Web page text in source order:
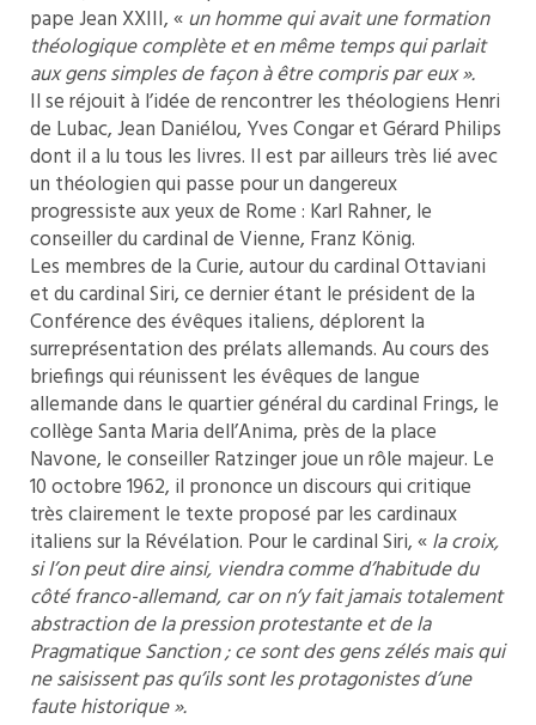
pape Jean XXIII, «un homme qui avait une formation
théologique complète et en même temps qui parlait
aux gens simples de façon à être compris par eux ».
Il se réjouit à l’idée de rencontrer les théologiens Henri
de Lubac, Jean Daniélou, Yves Congar et Gérard Philips
dont il a lu tous les livres. Il est par ailleurs très lié avec
un théologien qui passe pour un dangereux
progressiste aux yeux de Rome : Karl Rahner, le
conseiller du cardinal de Vienne, Franz König.
Les membres de la Curie, autour du cardinal Ottaviani
et du cardinal Siri, ce dernier étant le président de la
Conférence des évêques italiens, déplorent la
surreprésentation des prélats allemands. Au cours des
briefings qui réunissent les évêques de langue
allemande dans le quartier général du cardinal Frings, le
collège Santa Maria dell’Anima, près de la place
Navone, le conseiller Ratzinger joue un rôle majeur. Le
10 octobre 1962, il prononce un discours qui critique
très clairement le texte proposé par les cardinaux
italiens sur la Révélation. Pour le cardinal Siri, «la croix,
si l’on peut dire ainsi, viendra comme d’habitude du
côté franco-allemand, car on n’y fait jamais totalement
abstraction de la pression protestante et de la
Pragmatique Sanction ; ce sont des gens zélés mais qui
ne saisissent pas qu’ils sont les protagonistes d’une
faute historique».